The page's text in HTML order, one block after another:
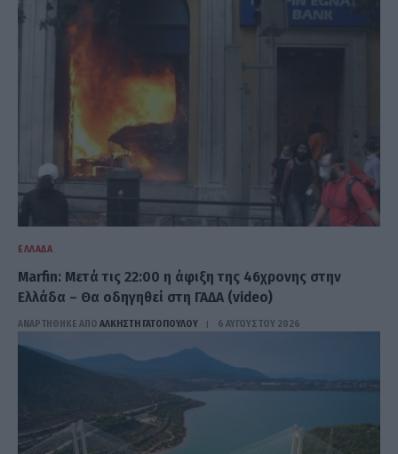
ΕΛΛΆΔΑ
Marfin: Μετά τις 22:00 η άφιξη της 46χρονης στην
Ελλάδα – Θα οδηγηθεί στη ΓΑΔΑ (video)
ΑΝΑΡΤΗΘΗΚΕ ΑΠΟ ΆΛΚΗΣΤΗ ΓΑΤΟΠΟΎΛΟΥ 6 ΑΥΓΟΎΣΤΟΥ 2026